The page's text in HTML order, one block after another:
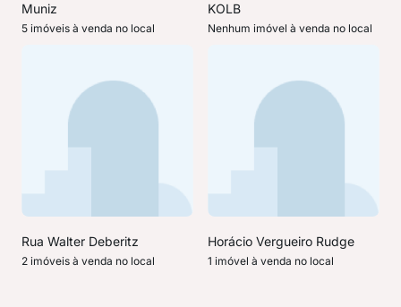
Muniz
5 imóveis à venda no local
KOLB
Nenhum imóvel à venda no local
Rua Walter Deberitz
2 imóveis à venda no local
Horácio Vergueiro Rudge
1 imóvel à venda no local